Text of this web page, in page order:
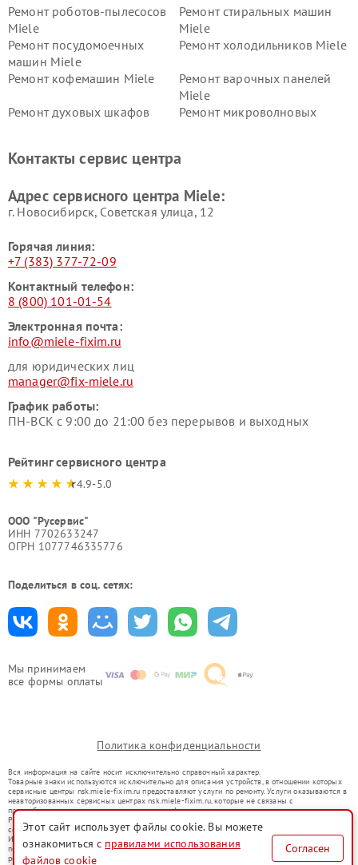
Мы принимаем
все формы оплаты
Ремонт роботов-пылесосов
Miele
Ремонт стиральных машин
Miele
Ремонт посудомоечных
машин Miele
Ремонт холодильников Miele
Ремонт кофемашин Miele
Ремонт варочных панелей
Miele
Ремонт духовых шкафов
Ремонт микроволновых
Miele
Miele
пылесосов Miele
Контакты сервис центра
Адрес сервисного центра Miele:
г. Новосибирск, Советская улица, 12
Горячая линия:
+7 (383) 377-72-09
Контактный телефон:
8 (800) 101-01-54
Электронная почта:
info@miele-fixim.ru
для юридических лиц
manager@fix-miele.ru
График работы:
ПН-ВСК с 9:00 до 21:00 без перерывов и выходных
Рейтинг сервисного центра
4.9-5.0
ООО "Русервис"
ИНН 7702633247
ОГРН 1077746335776
Поделиться в соц. сетях:
Политика конфиденциальности
Вся информация на сайте носит исключительно справочный характер.
Товарные знаки используются исключительно для описания устройств, в отношении которых
сервисные центры nsk.miele-fixim.ru предоставляют услуги по ремонту. Услуги оказываются в
неавторизованных сервисных центрах nsk.miele-fixim.ru, которые не связаны с
правообладателями товарных знаков или их официальными представителями.
Ремонт осуществляется для устройств, уже введенных в гражданский оборот в соответствии
со статьей 1487 ГК РФ.
Использование товарных знаков не преследует цели индивидуализации услуг или введения
потребителей в заблуждение, а служит для информирования о предоставляемых услугах по
ремонту техники указанных брендов.
Этот сайт использует файлы cookie. Вы можете
ознакомиться с правилами использования
файлов cookie
Согласен